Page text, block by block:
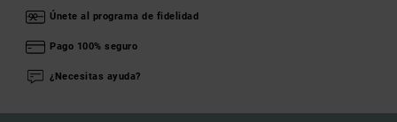
Únete al programa de fidelidad
Pago 100% seguro
¿Necesitas ayuda?